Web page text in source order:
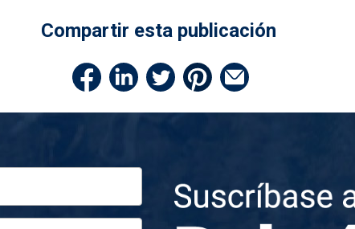
Compartir esta publicación